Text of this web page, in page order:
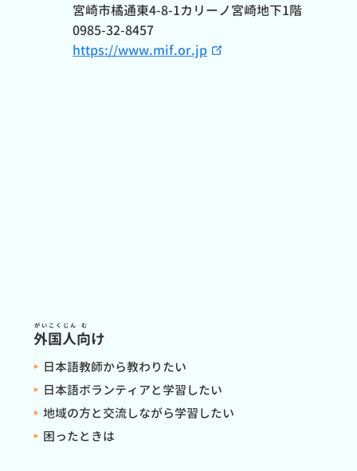
宮崎市橘通東4-8-1カリーノ宮崎地下1階
0985-32-8457
https://www.mif.or.jp
外国人
がいこくじん
向
む
け
日本語教師から教わりたい
日本語ボランティアと学習したい
地域の方と交流しながら学習したい
困ったときは